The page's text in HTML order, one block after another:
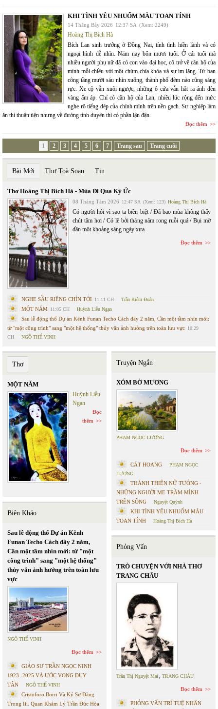
KHI TÌNH YÊU NHUỐM MÀU TOAN TÍNH
14 Tháng Bảy 2026 12:37 SA (Xem: 2249)
Hoàng Thị Bích Hà
Bích Lan sinh trưởng ở Đồng Nai, tính tình hiền lành và có
ngoại hình dễ nhìn. Năm nay bốn mươi tuổi. Ở cái tuổi mà
nhiều người phụ nữ đã có con vào đại học, cô trở về căn hộ của
mình mỗi chiều với một chùm chìa khóa và sự im lặng. Từ ban
công tầng mười sáu nhìn xuống, thành phố đêm nào cũng sáng
rực. Xe cộ vẫn xuôi ngược, những ô cửa vẫn hắt ra ánh đèn
vàng ấm áp. Chỉ có căn hộ của Lan, nhiều lúc rộng đến mức
nghe rõ tiếng dép của chính mình trên nền gạch. Sự nghiệp làm
ăn thì thuận tiện nhưng về đường tình duyên thì có phần lận đận.
Đọc thêm
1 2 3 4 5 6 7 Trang sau Trang cuối
Bài Mới Thư Toà Soạn Tin
Thơ Hoàng Thị Bích Hà - Mùa Đi Qua Ký Ức
08 Tháng Tám 2026 12:47 SA (Xem: 123) Hoàng Thị Bích Hà
Có người hỏi vì sao ta biền biệt / Đã bao mùa không thấy
chút tăm hơi / Có lẽ bởi tháng năm rong ruỗi quá / Bụi mờ
dần một khoảng sáng ngày xưa
Đọc thêm
NGHE SẦU RIÊNG CHÍN TỚI 11:11 CH Trần Kiêm Đoàn
MỘT NĂM 11:05 CH Huỳnh Liễu Ngạn
Sau lễ động thổ Dự án Kênh Funan Techo Cách đây 2 năm, Cần một tầm nhìn mới:
từ "một công trình" sang "một hệ thống" thủy văn ảnh hưởng trên toàn lưu vực 10:29
CH
NGÔ THẾ VINH
Thơ
MỘT NĂM
Huỳnh Liễu
Ngạn
Đọc
thêm
Biên Khảo
Sau lễ động thổ Dự án Kênh
Funan Techo Cách đây 2 năm,
Cần một tầm nhìn mới: từ "một
công trình" sang "một hệ thống"
thủy văn ảnh hưởng trên toàn lưu
vực
NGÔ THẾ VINH
Đọc thêm
GIÁO SƯ TRẦN NGỌC NINH
1923 -2025 VÀ ƯỚC VỌNG DUY
TÂN
NGÔ THẾ VINH
Cristoforo Borri Và Ký Sự Đàng
Trong Iii. Quan Khám Lý Trần Đức Hòa
Truyện Ngắn
XÓM BỜ MƯƠNG
PHẠM NGỌC LƯƠNG
Đọc thêm
CÁT HOANG
PHẠM NGỌC
LƯƠNG
THÁNH THIÊN NỮ TƯỚNG -
NHỮNG NGƯỜI MẸ TRẦM MÌNH
TRÊN SÔNG
Nguyệt Quỳnh
KHI TÌNH YÊU NHUỐM MÀU
TOAN TÍNH
Hoàng Thị Bích Hà
Phỏng Vấn
TRÒ CHUYỆN VỚI NHÀ THƠ
TRANG CHÂU
Trần Thị Nguyệt Mai TRANG CHÂU
Đọc thêm
PHỎNG VẤN TRÍ TUỆ NHÂN